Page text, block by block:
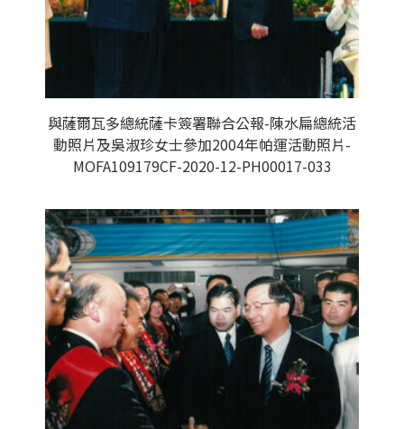
與薩爾瓦多總統薩卡簽署聯合公報-陳水扁總統活
動照片及吳淑珍女士參加2004年帕運活動照片-
MOFA109179CF-2020-12-PH00017-033